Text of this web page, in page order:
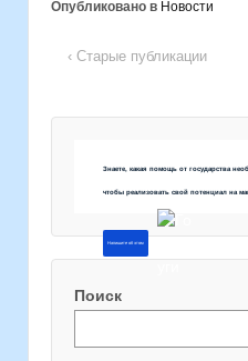
Опубликовано в Новости
‹ Старые публикации
Знаете, какая помощь от государства
чтобы реализовать свой потенциал на
Напишите об этом
Поиск